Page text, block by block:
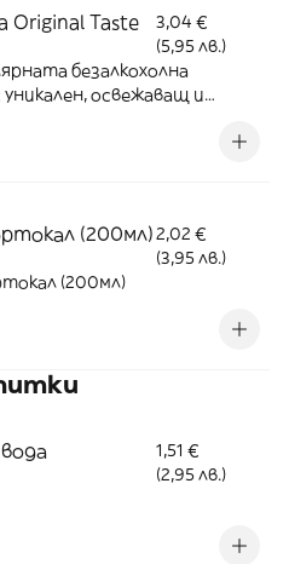
Original Taste
3,04 €
(5,95 лв.)
безалкохолна
освежаващ и
(200мл)2,02 €
(3,95 лв.)
(200мл)
1,51 €
(2,95 лв.)